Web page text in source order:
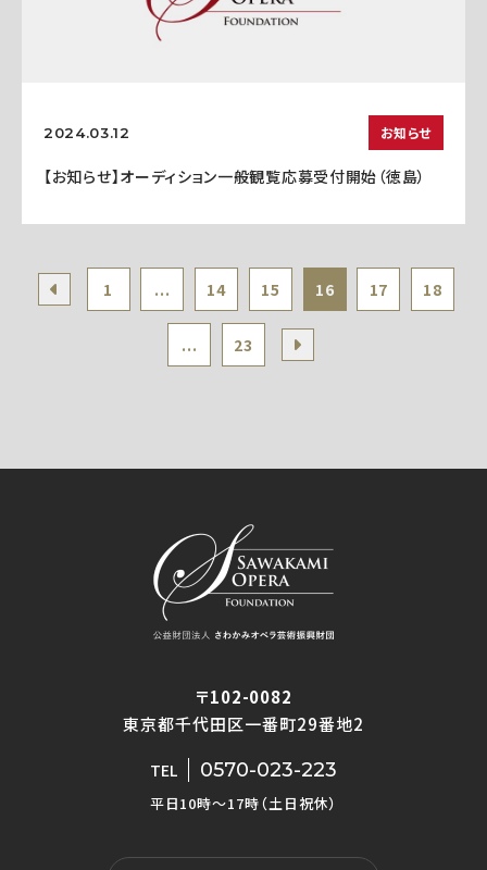
2024.03.12 お知らせ
【お知らせ】オーディション一般観覧応募受付開始（徳島）
1 ... 14 15 16 17 18
... 23
〒102-0082
東京都千代田区一番町29番地2
TEL 0570-023-223
平日10時〜17時（土日祝休）